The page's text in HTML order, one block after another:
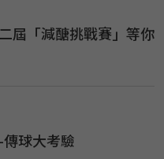
屆「減醣挑戰賽」等你
球大考驗